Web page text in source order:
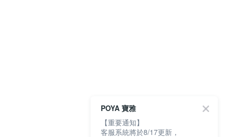
POYA 寶雅
【重要通知】
客服系統將於8/17更新，